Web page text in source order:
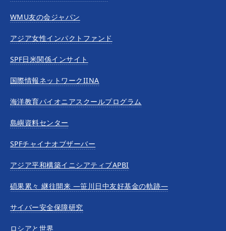
WMU友の会ジャパン
アジア女性インパクトファンド
SPF日米関係インサイト
国際情報ネットワークIINA
海洋教育パイオニアスクールプログラム
島嶼資料センター
SPFチャイナオブザーバー
アジア平和構築イニシアティブAPBI
碩果累々 継往開来 —笹川日中友好基金の軌跡—
サイバー安全保障研究
ロシアと世界